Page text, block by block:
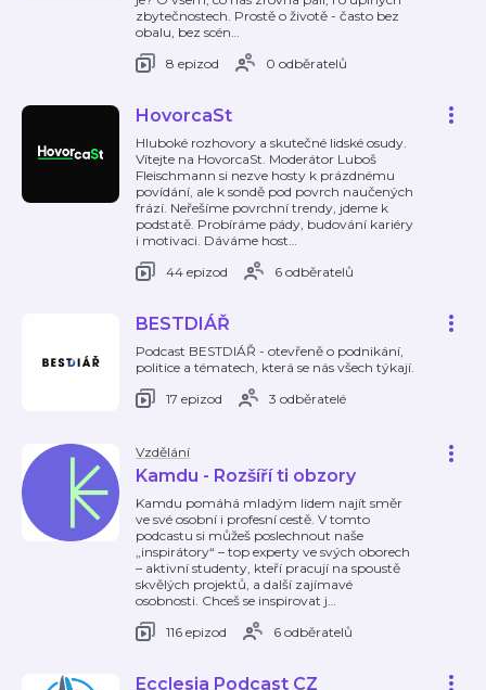
zbytečnostech. Prostě o životě - často bez
obalu, bez scén…
8 epizod
0 odběratelů
HovorcaSt
Hluboké rozhovory a skutečné lidské osudy.
Vítejte na HovorcaSt. Moderátor Luboš
Fleischmann si nezve hosty k prázdnému
povídání, ale k sondě pod povrch naučených
frází. Neřešíme povrchní trendy, jdeme k
podstatě. Probíráme pády, budování kariéry
i motivaci. Dáváme host…
44 epizod
6 odběratelů
BESTDIÁŘ
Podcast BESTDIÁŘ - otevřeně o podnikání,
politice a tématech, která se nás všech týkají.
17 epizod
3 odběratelé
Vzdělání
Kamdu - Rozšíří ti obzory
Kamdu pomáhá mladým lidem najít směr
ve své osobní i profesní cestě. V tomto
podcastu si můžeš poslechnout naše
„inspirátory“ – top experty ve svých oborech
– aktivní studenty, kteří pracují na spoustě
skvělých projektů, a další zajímavé
osobnosti. Chceš se inspirovat j…
116 epizod
6 odběratelů
Ecclesia Podcast CZ